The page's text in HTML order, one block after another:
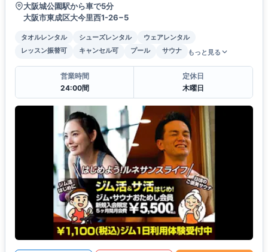
大阪城公園駅から車で5分
大阪市東成区大今里西1-26−5
タオルレンタル シューズレンタル
ウェアレンタル
レッスン振替可
キャンセル可 プール サウナ もっと見る
営業時間
24:00間
定休日
木曜日